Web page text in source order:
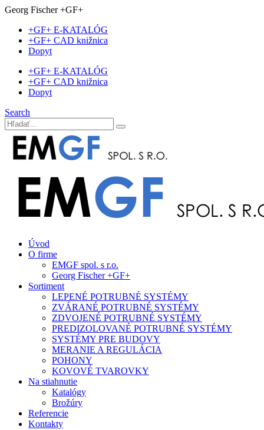
Georg Fischer +GF+
+GF+ E-KATALÓG
+GF+ CAD knižnica
Dopyt
+GF+ E-KATALÓG
+GF+ CAD knižnica
Dopyt
Search
Úvod
O firme
EMGF spol. s r.o.
Georg Fischer +GF+
Sortiment
LEPENÉ POTRUBNÉ SYSTÉMY
ZVÁRANÉ POTRUBNÉ SYSTÉMY
ZDVOJENÉ POTRUBNÉ SYSTÉMY
PREDIZOLOVANÉ POTRUBNÉ SYSTÉMY
SYSTÉMY PRE BUDOVY
MERANIE A REGULÁCIA
POHONY
KOVOVÉ TVAROVKY
Na stiahnutie
Katalógy
Brožúry
Referencie
Kontakty